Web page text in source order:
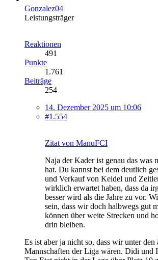
Gonzalez04
Leistungsträger
Reaktionen
491
Punkte
1.761
Beiträge
254
14. Dezember 2025 um 10:06
#1.554
Zitat von ManuFCI
Naja der Kader ist genau das was
hat. Du kannst bei dem deutlich
und Verkauf von Keidel und
wirklich erwartet haben, dass da
besser wird als die Jahre zu vor.
sein, dass wir doch halbwegs gut
können über weite Strecken und
drin bleiben.
Es ist aber ja nicht so, dass wir unter den
Mannschaften der Liga wären. Didi und